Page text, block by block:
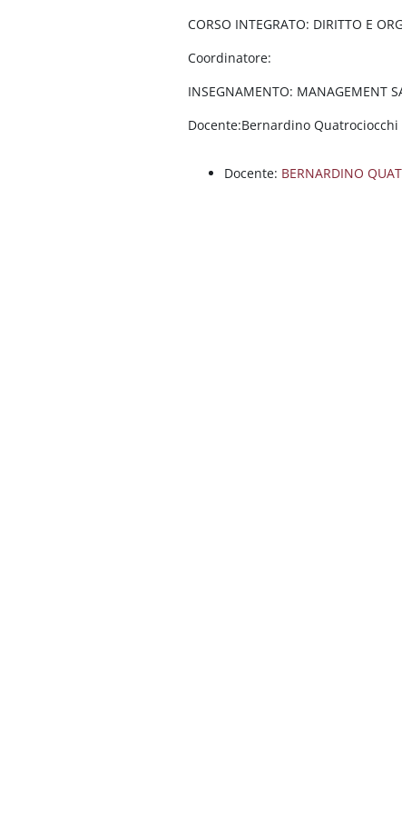
CORSO INTEGRATO: DIRITTO E
Coordinatore:
INSEGNAMENTO: MANAGEMENT
Docente:Bernardino Quatrociocchi
Docente: BERNARDINO